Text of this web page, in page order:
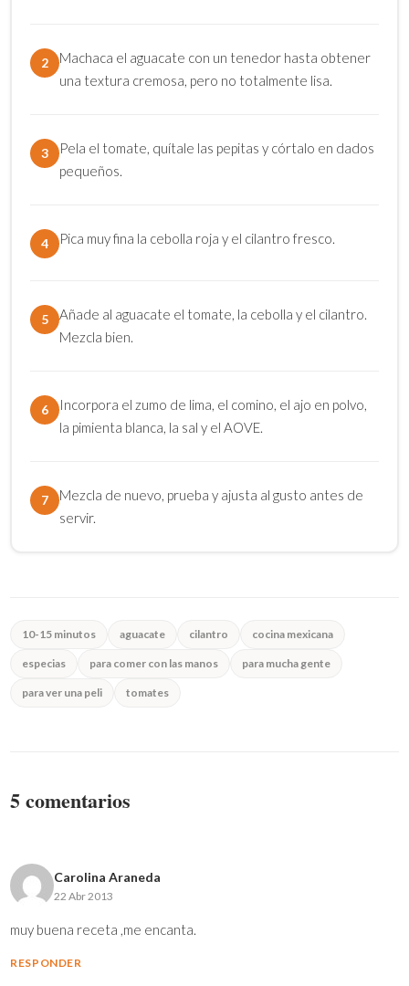
2
Machaca el aguacate con un tenedor hasta obtener
una textura cremosa, pero no totalmente lisa.
3
Pela el tomate, quítale las pepitas y córtalo en dados
pequeños.
4 Pica muy fina la cebolla roja y el cilantro fresco.
5
Añade al aguacate el tomate, la cebolla y el cilantro.
Mezcla bien.
6
Incorpora el zumo de lima, el comino, el ajo en polvo,
la pimienta blanca, la sal y el AOVE.
7
Mezcla de nuevo, prueba y ajusta al gusto antes de
servir.
10-15 minutos aguacate cilantro cocina mexicana
especias para comer con las manos para mucha gente
para ver una peli tomates
5 comentarios
Carolina Araneda
22 Abr 2013
muy buena receta ,me encanta.
RESPONDER